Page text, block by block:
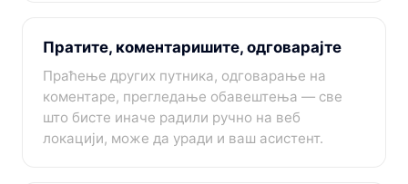
Пратите, коментаришите, одговарајте
Праћење других путника, одговарање на
коментаре, прегледање обавештења — све
што бисте иначе радили ручно на веб
локацији, може да уради и ваш асистент.